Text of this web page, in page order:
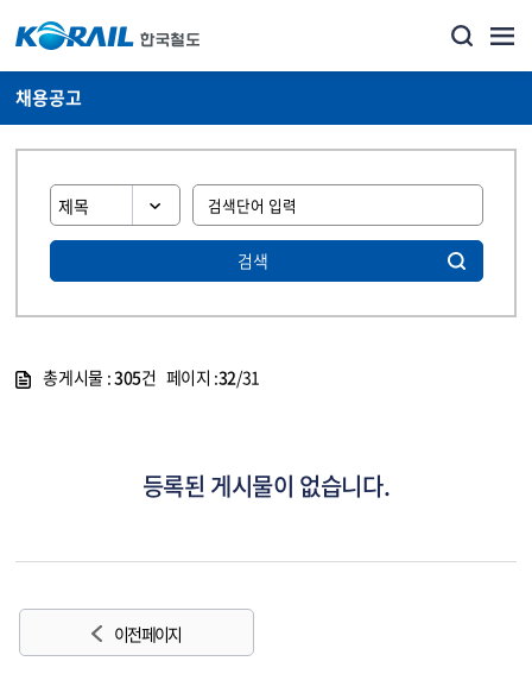
채용공고
검색
총게시물 :305건 페이지 :32/31
등록된 게시물이 없습니다.
이전 페이지